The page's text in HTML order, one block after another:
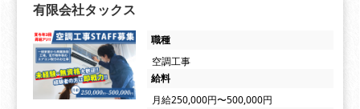
有限会社タックス
職種
空調工事
給料
月給250,000円〜500,000円